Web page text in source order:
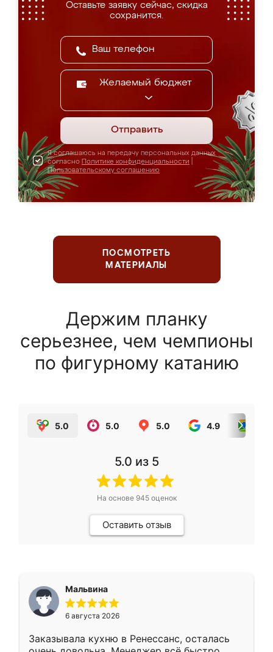
Оставьте заявку сейчас, скидка
сохранится.
Желаемый бюджет
Отправить
Я соглашаюсь на передачу персональных данных
согласно Политике конфиденциальности
Пользовательскому соглашению
ПОСМОТРЕТЬ
МАТЕРИАЛЫ
Держим планку
серьезнее, чем чемпионы
по фигурному катанию
5.0 5.0 5.0 4.9
5.0 из 5
На основе 945оценок
Оставить отзыв
Мальвина
6 августа 2026
Заказывала кухню в Ренессанс, осталась